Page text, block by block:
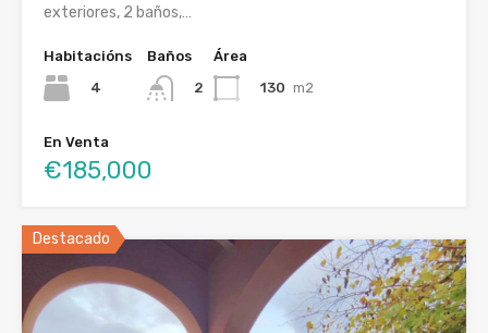
exteriores, 2 baños,…
Habitacións
4
Baños
2
Área
130 m2
En Venta
€185,000
Destacado